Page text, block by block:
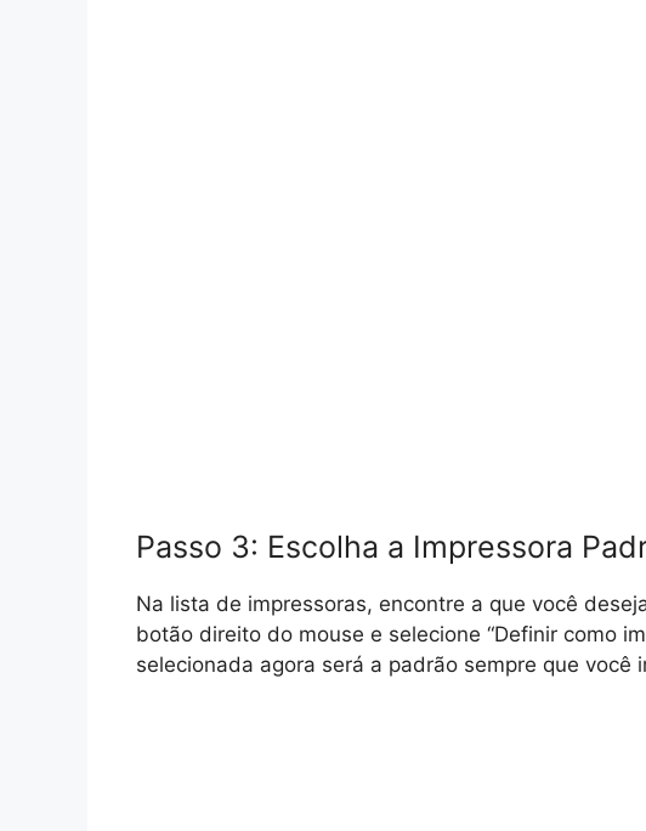
Passo 3: Escolha a Impressora
Na lista de impressoras, encontre a que você
botão direito do mouse e selecione “Definir como
selecionada agora será a padrão sempre que você